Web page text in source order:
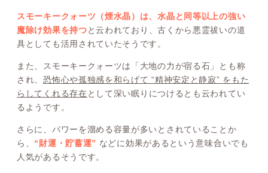
スモーキークォーツ（煙水晶）は、水晶と同等以上の強い
魔除け効果を持つと云われており、古くから悪霊祓いの道
具としても活用されていたそうです。
また、スモーキークォーツは「大地の力が宿る石」とも称
され、恐怖心や孤独感を和らげて “精神安定と静寂” をもた
らしてくれる存在として深い眠りにつけるとも云われてい
るようです。
さらに、パワーを溜める容量が多いとされていることか
ら、 “財運・貯蓄運” などに効果があるという意味合いでも
人気があるそうです。